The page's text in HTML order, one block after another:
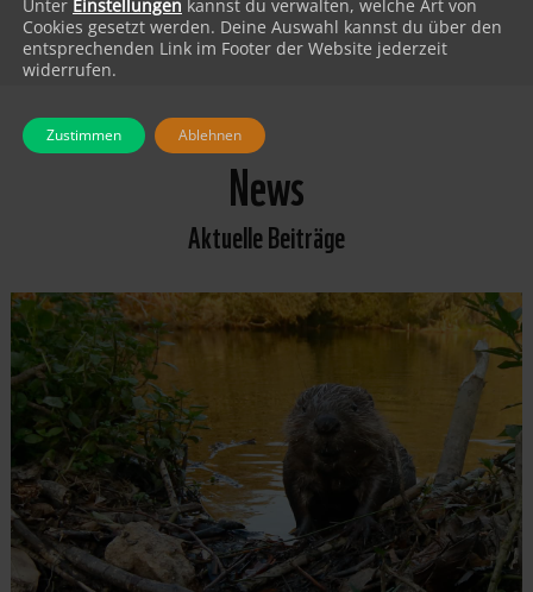
News
Aktuelle Beiträge
Unter Einstellungen kannst du verwalten, welche Art von
Cookies gesetzt werden. Deine Auswahl kannst du über den
entsprechenden Link im Footer der Website jederzeit
widerrufen.
Zustimmen Ablehnen